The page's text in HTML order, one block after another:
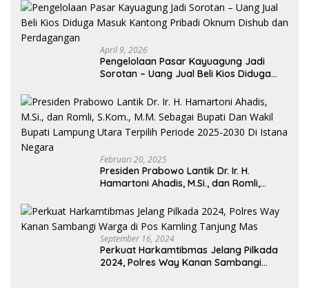
April 9, 2026
Pengelolaan Pasar Kayuagung Jadi
Sorotan – Uang Jual Beli Kios Diduga
dan Perdagangan
Februari 20, 2025
Presiden Prabowo Lantik Dr. Ir. H.
Hamartoni Ahadis, M.Si., dan Romli,
Bupati Lampung Utara Terpilih Periode
2025-2030 Di Istana Negara
September 16, 2024
Perkuat Harkamtibmas Jelang Pilkada
2024, Polres Way Kanan Sambangi